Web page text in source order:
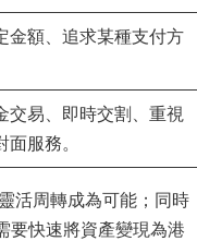
金額、追求某種支付方
交易、即時交割、重視
面服務。
活周轉成為可能；同時
要快速將資產變現為港